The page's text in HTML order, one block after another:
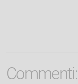
Commenti: